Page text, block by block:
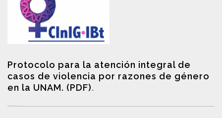
Protocolo para la atención integral de
casos de violencia por razones de género
en la UNAM. (PDF).